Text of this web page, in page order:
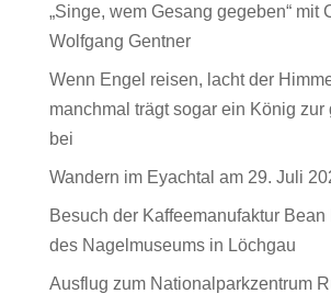
„Singe, wem Gesang gegeben“ mit
Wolfgang Gentner
Wenn Engel reisen, lacht der
manchmal trägt sogar ein König zur
bei
Wandern im Eyachtal am 29. Juli
Besuch der Kaffeemanufaktur Bean
des Nagelmuseums in Löchgau
Ausflug zum Nationalparkzentrum